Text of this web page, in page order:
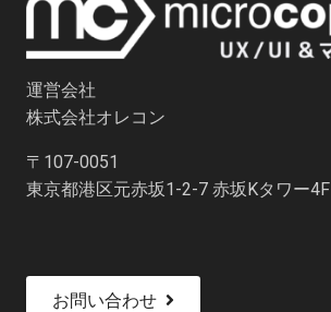
運営会社
株式会社オレコン
〒107-0051
東京都港区元赤坂1-2-7 赤坂Kタワー4F
お問い合わせ